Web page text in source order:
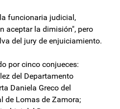
funcionaria judicial,
aceptar la dimisión", pero
del jury de enjuiciamiento.
por cinco conjueces:
del Departamento
Daniela Greco del
de Lomas de Zamora;